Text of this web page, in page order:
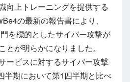
向上トレーニングを提供する
の最新の報告書により、
を標的としたサイバー攻撃が
とが明らかになりました。
ービスに対するサイバー攻撃
半期において第1四半期と比べ